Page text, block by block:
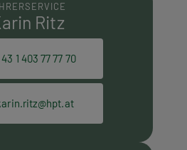
Ritz
1 403 77 77 70